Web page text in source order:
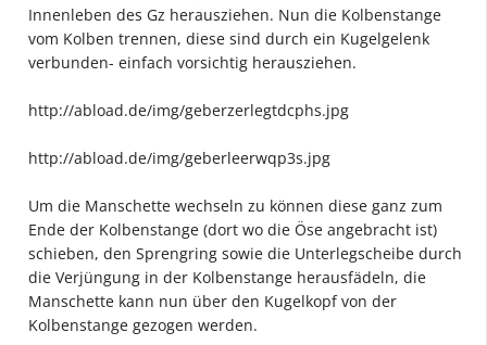
Innenleben des Gz herausziehen. Nun die Kolbenstange
vom Kolben trennen, diese sind durch ein Kugelgelenk
verbunden- einfach vorsichtig herausziehen.
http://abload.de/img/geberzerlegtdcphs.jpg
http://abload.de/img/geberleerwqp3s.jpg
Um die Manschette wechseln zu können diese ganz zum
Ende der Kolbenstange (dort wo die Öse angebracht ist)
schieben, den Sprengring sowie die Unterlegscheibe durch
die Verjüngung in der Kolbenstange herausfädeln, die
Manschette kann nun über den Kugelkopf von der
Kolbenstange gezogen werden.